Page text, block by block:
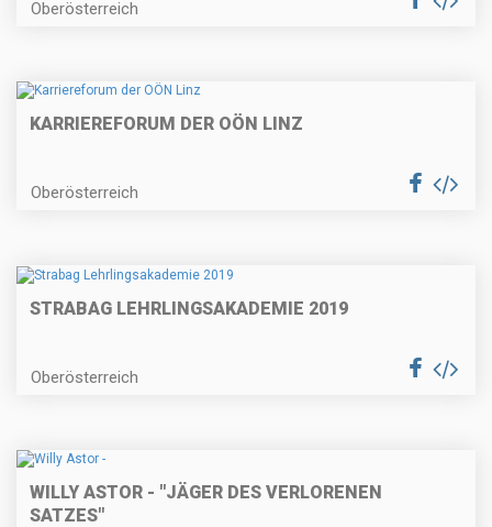
Oberösterreich
KARRIEREFORUM DER OÖN LINZ
Oberösterreich
STRABAG LEHRLINGSAKADEMIE 2019
Oberösterreich
WILLY ASTOR - "JÄGER DES VERLORENEN
SATZES"